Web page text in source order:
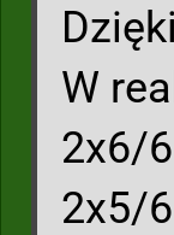
Dzięki
W
2x6/6
2x5/6